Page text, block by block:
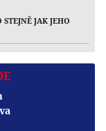
JAK JEHO